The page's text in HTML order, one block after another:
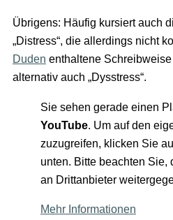
Übrigens: Häufig kursiert auch
„Distress“, die allerdings nicht
Duden enthaltene Schreibweise
alternativ auch „Dysstress“.
Sie sehen gerade einen
YouTube. Um auf den
zuzugreifen, klicken Sie
unten. Bitte beachten Sie,
an Drittanbieter
Mehr Informationen